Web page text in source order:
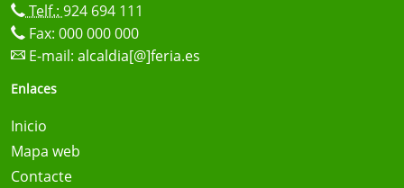
Telf.: 924 694 111
Fax: 000 000 000
E-mail: alcaldia[@]feria.es
Enlaces
Inicio
Mapa web
Contacte